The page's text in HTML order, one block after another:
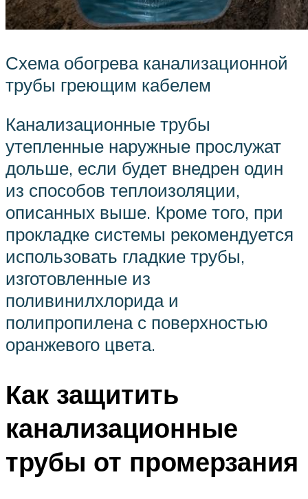
Схема обогрева канализационной
трубы греющим кабелем
Канализационные трубы
утепленные наружные прослужат
дольше, если будет внедрен один
из способов теплоизоляции,
описанных выше. Кроме того, при
прокладке системы рекомендуется
использовать гладкие трубы,
изготовленные из
поливинилхлорида и
полипропилена с поверхностью
оранжевого цвета.
Как защитить
канализационные
трубы от промерзания